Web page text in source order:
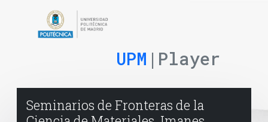
UPM |Player
Seminarios de Fronteras de la